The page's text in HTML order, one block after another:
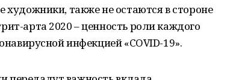
также не остаются в стороне
арта 2020 – ценность роли каждого
инфекцией «COVID-19».